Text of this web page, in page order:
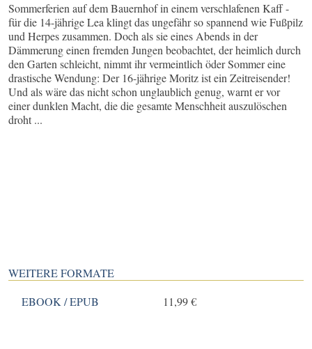
Sommerferien auf dem Bauernhof in einem verschlafenen Kaff -
für die 14-jährige Lea klingt das ungefähr so spannend wie Fußpilz
und Herpes zusammen. Doch als sie eines Abends in der
Dämmerung einen fremden Jungen beobachtet, der heimlich durch
den Garten schleicht, nimmt ihr vermeintlich öder Sommer eine
drastische Wendung: Der 16-jährige Moritz ist ein Zeitreisender!
Und als wäre das nicht schon unglaublich genug, warnt er vor
einer dunklen Macht, die die gesamte Menschheit auszulöschen
droht ...
WEITERE FORMATE
EBOOK / EPUB
11,99 €